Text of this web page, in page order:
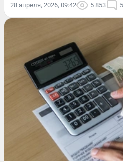
28 апреля, 2026, 09:42 5 853 5